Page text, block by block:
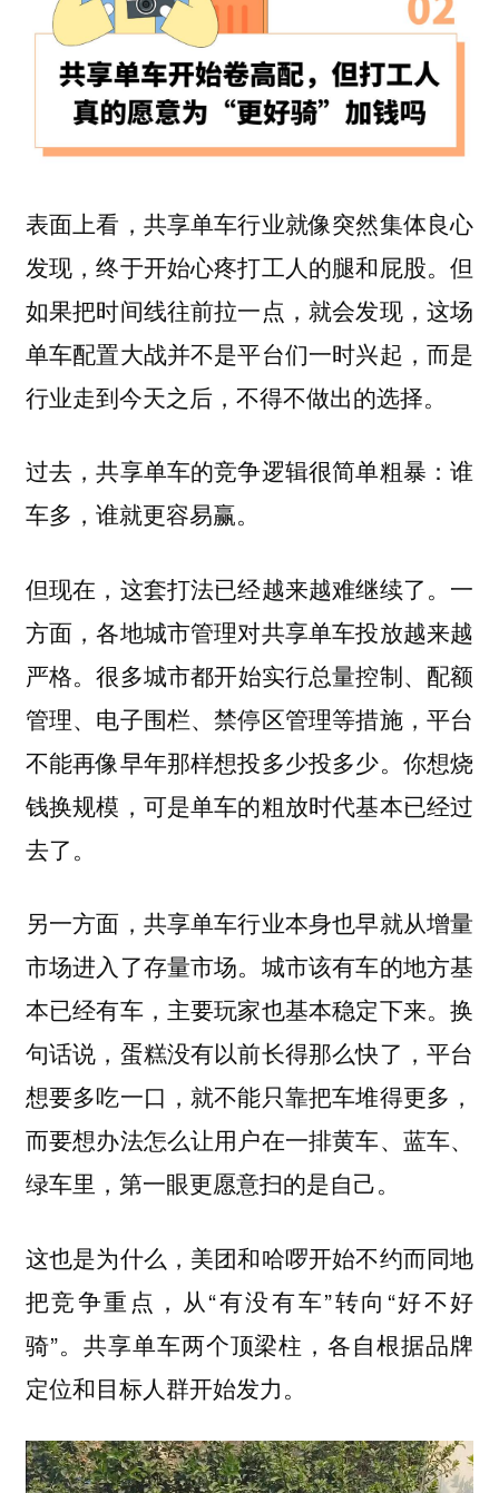
表面上看，共享单车行业就像突然集体良心
发现，终于开始心疼打工人的腿和屁股。但
如果把时间线往前拉一点，就会发现，这场
单车配置大战并不是平台们一时兴起，而是
行业走到今天之后，不得不做出的选择。
过去，共享单车的竞争逻辑很简单粗暴：谁
车多，谁就更容易赢。
但现在，这套打法已经越来越难继续了。 一
方面，各地城市管理对共享单车投放越来越
严格。很多城市都开始实行总量控制、配额
管理、电子围栏、禁停区管理等措施，平台
不能再像早年那样想投多少投多少。你想烧
钱换规模，可是单车的粗放时代基本已经过
去了。
另一方面，共享单车行业本身也早就从增量
市场进入了存量市场。 城市该有车的地方基
本已经有车，主要玩家也基本稳定下来。换
句话说，蛋糕没有以前长得那么快了，平台
想要多吃一口，就不能只靠把车堆得更多，
而要想办法怎么让用户在一排黄车、蓝车、
绿车里，第一眼更愿意扫的是自己。
这也是为什么，美团和哈啰开始不约而同地
把竞争重点，从“有没有车”转向“好不好
骑”。共享单车两个顶梁柱，各自根据品牌
定位和目标人群开始发力。